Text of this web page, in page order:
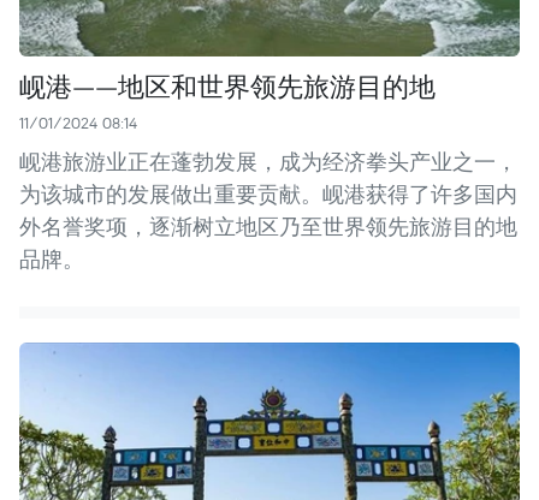
岘港——地区和世界领先旅游目的地
11/01/2024 08:14
岘港旅游业正在蓬勃发展，成为经济拳头产业之一，
为该城市的发展做出重要贡献。岘港获得了许多国内
外名誉奖项，逐渐树立地区乃至世界领先旅游目的地
品牌。